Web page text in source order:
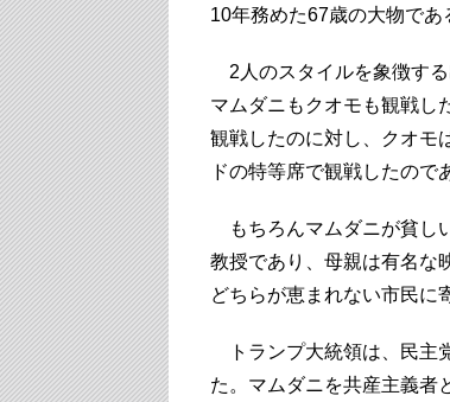
10年務めた67歳の大物であ
2人のスタイルを象徴す
マムダニもクオモも観戦し
観戦したのに対し、クオモ
ドの特等席で観戦したので
もちろんマムダニが貧し
教授であり、母親は有名な
どちらが恵まれない市民に
トランプ大統領は、民主
た。マムダニを共産主義者